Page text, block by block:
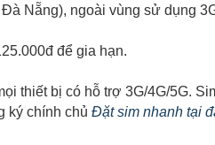
Nẵng), ngoài vùng sử dụng
để gia hạn.
thiết bị có hỗ trợ 3G/4G/5G.
ký chính chủ Đặt sim nhanh tại